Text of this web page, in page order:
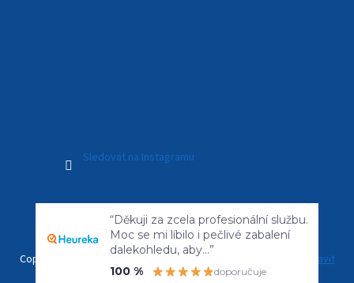
Sledovat na Instagramu
Vytvořil Shoptet Premium
Copyright 2026 Kamerový Svět. Všechna práva vyhrazena.
Upravit
nastavení cookies
“Děkuji za zcela profesionální službu.
Moc se mi líbilo i pečlivé zabalení
dalekohledu, aby...”
100 %
doporučuje